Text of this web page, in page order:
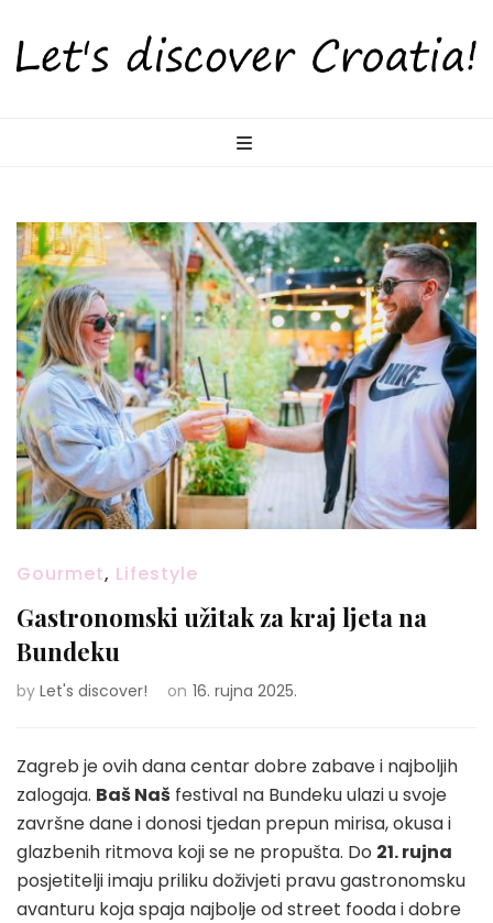
Gourmet, Lifestyle
Gastronomski užitak za kraj ljeta na
Bundeku
by Let's discover! on 16. rujna 2025.
Zagreb je ovih dana centar dobre zabave i najboljih
zalogaja. Baš Naš festival na Bundeku ulazi u svoje
završne dane i donosi tjedan prepun mirisa, okusa i
glazbenih ritmova koji se ne propušta. Do 21. rujna
posjetitelji imaju priliku doživjeti pravu gastronomsku
avanturu koja spaja najbolje od street fooda i dobre